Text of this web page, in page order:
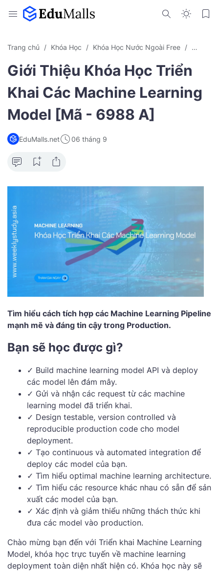
Trang chủ Khóa Học Khóa Học Nước Ngoài Free
Giới Thiệu Khóa Học Triển
Khai Các Machine Learning
Model [Mã - 6988 A]
EduMalls.net 06 tháng 9
Tìm hiểu cách tích hợp các Machine Learning Pipeline
mạnh mẽ và đáng tin cậy trong Production.
Bạn sẽ học được gì?
✓ Build machine learning model API và deploy
các model lên đám mây.
✓ Gửi và nhận các request từ các machine
learning model đã triển khai.
✓ Design testable, version controlled và
reproducible production code cho model
deployment.
✓ Tạo continuous và automated integration để
deploy các model của bạn.
✓ Tìm hiểu optimal machine learning architecture.
✓ Tìm hiểu các resource khác nhau có sẵn để sản
xuất các model của bạn.
✓ Xác định và giảm thiểu những thách thức khi
đưa các model vào production.
Chào mừng bạn đến với Triển khai Machine Learning
Model, khóa học trực tuyến về machine learning
deployment toàn diện nhất hiện có. Khóa học này sẽ